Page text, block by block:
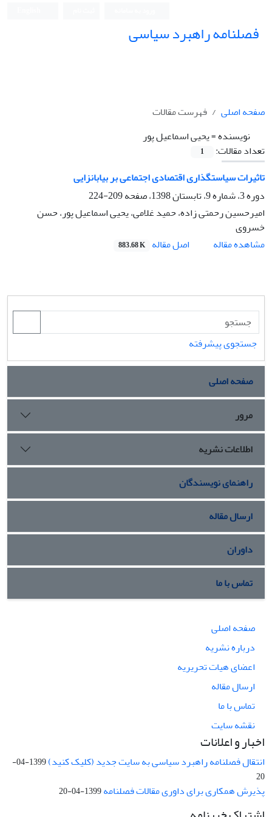
فصلنامه راهبرد سیاسی
صفحه اصلی
فهرست مقالات
نویسنده =یحیی اسماعیل پور
تعداد مقالات:
1
تاثیرات سیاستگذاری اقتصادی اجتماعی بر بیابانزایی
دوره 3، شماره 9، تابستان 1398، صفحه
209-224
امیرحسین رحمتی زاده، حمید غلامی، یحیی اسماعیل پور، حسن
خسروی
مشاهده مقاله
اصل مقاله 883.68 K
جستجوی پیشرفته
صفحه اصلی
مرور
اطلاعات نشریه
راهنمای نویسندگان
ارسال مقاله
داوران
تماس با ما
صفحه اصلی
درباره نشریه
اعضای هیات تحریریه
ارسال مقاله
تماس با ما
نقشه سایت
اخبار و اعلانات
انتقال فصلنامه راهبرد سیاسی به سایت جدید (کلیک کنید)
1399-04-
20
پذیرش همکاری برای داوری مقالات فصلنامه1399-04-20